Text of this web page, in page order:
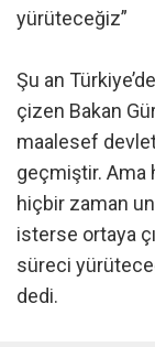
yürüteceğiz”
Şu an
çizen Bakan
maalesef
geçmiştir. Ama
hiçbir zaman
isterse ortaya
süreci
dedi.